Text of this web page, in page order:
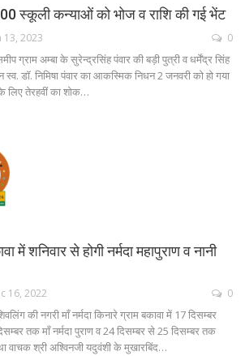
स्कूली कन्याओं को भोज व राशि की गई भेंट
13, 2023 0
ग्राम अम्बा के सुरेन्द्रसिंह पंवार की बड़ी पुत्री व धर्मेंद्र सिंह
स्व. डॉ. निमिषा पंवार का आकस्मिक निधन 2 जनवरी को हो गया
लिए तेरहवीं का शोक…
में शनिवार से होगी नर्मदा महापुराण व नानी
16, 2022 0
की नगरी माँ नर्मदा किनारे ग्राम बकावा में 17 दिसम्बर
तक माँ नर्मदा पुराण व 24 दिसम्बर से 25 दिसम्बर तक
वाचक श्री अश्विनजी यदुवंशी के मुखारबिंद…